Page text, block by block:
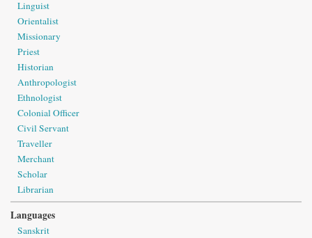
Linguist
Orientalist
Missionary
Priest
Historian
Anthropologist
Ethnologist
Colonial Officer
Civil Servant
Traveller
Merchant
Scholar
Librarian
Languages
Sanskrit